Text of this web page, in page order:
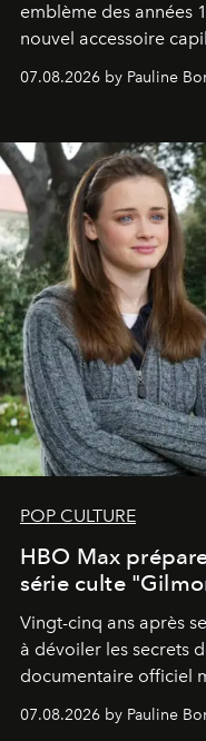
emblème des années
nouvel accessoire
s'arrachent déjà.
07.08.2026 by Pauline
POP CULTURE
HBO Max
série culte
Vingt-cinq ans après
à dévoiler les secrets
documentaire officiel
inédites et plongée
générationnel.
07.08.2026 by Pauline